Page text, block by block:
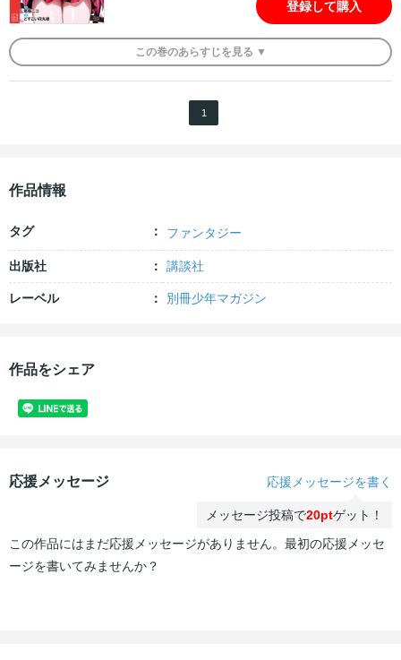
登録して購入
この巻のあらすじを 見る ▼
1
作品情報
タグ ファンタジー
出版社 講談社
レーベル 別冊少年マガジン
作品をシェア
応援メッセージ 応援メッセージを書く
メッセージ投稿で20ptゲット！
この作品にはまだ応援メッセージがありません。最初の応援メッセ
ージを書いてみませんか？